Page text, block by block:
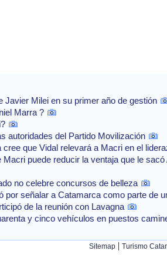
Javier Milei en su primer año de gestión
Marra ?
autoridades del Partido Movilización
que Vidal relevará a Macri en el
Macri puede reducir la ventaja que le
no celebre concursos de belleza
por señalar a Catamarca como parte de
de la reunión con Lavagna
y cinco vehículos en puestos
Sitemap | Turismo